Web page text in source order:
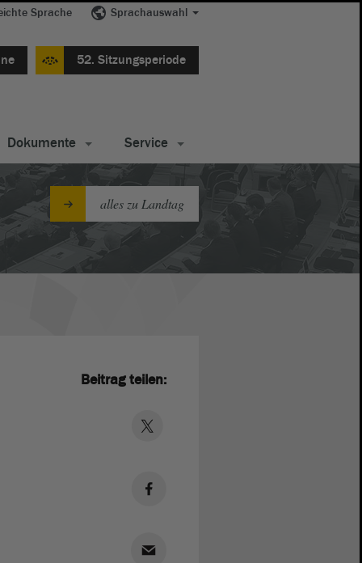
Sprache Sprachauswahl
52. Sitzungsperiode
Dokumente Service
alles zu Landtag
Beitrag teilen: